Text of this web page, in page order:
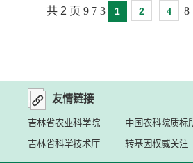
共 2 页 9 7 3 1 2 4 8
友情链接
吉林省农业科学院
中国农科院质标
吉林省科学技术厅
转基因权威关注